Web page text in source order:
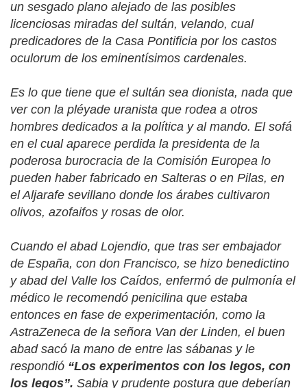
un sesgado plano alejado de las posibles
licenciosas miradas del sultán, velando, cual
predicadores de la Casa Pontificia por los castos
oculorum de los eminentísimos cardenales.
Es lo que tiene que el sultán sea dionista, nada que
ver con la pléyade uranista que rodea a otros
hombres dedicados a la política y al mando. El sofá
en el cual aparece perdida la presidenta de la
poderosa burocracia de la Comisión Europea lo
pueden haber fabricado en Salteras o en Pilas, en
el Aljarafe sevillano donde los árabes cultivaron
olivos, azofaifos y rosas de olor.
Cuando el abad Lojendio, que tras ser embajador
de España, con don Francisco, se hizo benedictino
y abad del Valle los Caídos, enfermó de pulmonía el
médico le recomendó penicilina que estaba
entonces en fase de experimentación, como la
AstraZeneca de la señora Van der Linden, el buen
abad sacó la mano de entre las sábanas y le
respondió “Los experimentos con los legos, con
los legos”. Sabia y prudente postura que deberían